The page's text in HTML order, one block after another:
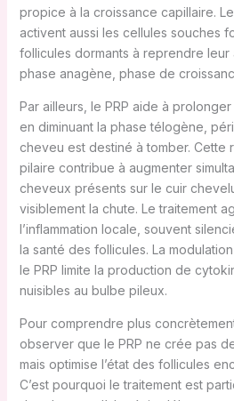
propice à la croissance capillaire.
activent aussi les cellules souches
follicules dormants à reprendre leur
phase anagène, phase de
Par ailleurs, le PRP aide à
en diminuant la phase télogène,
cheveu est destiné à tomber. Cette
pilaire contribue à augmenter
cheveux présents sur le cuir
visiblement la chute. Le traitement
l’inflammation locale, souvent
la santé des follicules. La
le PRP limite la production de
nuisibles au bulbe pileux.
Pour comprendre plus
observer que le PRP ne crée pas
mais optimise l’état des follicules
C’est pourquoi le traitement est